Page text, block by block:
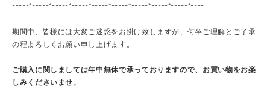
-----*-----*-----*-----*-----*-----*-----*-----*-----*----
期間中、皆様には大変ご迷惑をお掛け致しますが、何卒ご理解とご了承
の程よろしくお願い申し上げます。
ご購入に関しましては年中無休で承っておりますので、お買い物をお楽
しみくださいませ。